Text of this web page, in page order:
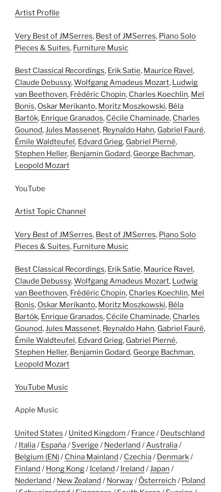
Artist Profile
Very Best of JMSerres, Best of JMSerres, Piano Solo
Pieces & Suites, Furniture Music
Best Classical Recordings, Erik Satie, Maurice Ravel ,
Claude Debussy,Wolfgang Amadeus Mozart, Ludwig
van Beethoven, Frédéric Chopin, Charles Koechlin, Mel
Bonis, Oskar Merikanto, Moritz Moszkowski, Béla
Bartók, Enrique Granados, Cécile Chaminade, Charles
Gounod,Jules Massenet, Reynaldo Hahn, Gabriel Fauré,
Émile Waldteufel , Edvard Grieg, Gabriel Pierné,
Stephen Heller, Benjamin Godard, George Bachman,
Leopold Mozart
YouTube
Artist Topic Channel
Very Best of JMSerres, Best of JMSerres, Piano Solo
Pieces & Suites, Furniture Music
Best Classical Recordings, Erik Satie, Maurice Ravel ,
Claude Debussy,Wolfgang Amadeus Mozart, Ludwig
van Beethoven, Frédéric Chopin, Charles Koechlin, Mel
Bonis, Oskar Merikanto, Moritz Moszkowski, Béla
Bartók, Enrique Granados, Cécile Chaminade, Charles
Gounod,Jules Massenet, Reynaldo Hahn, Gabriel Fauré,
Émile Waldteufel , Edvard Grieg, Gabriel Pierné,
Stephen Heller, Benjamin Godard, George Bachman,
Leopold Mozart
YouTube Music
Apple Music
United States / United Kingdom / France / Deutschland
/ Italia/ España/ Sverige / Nederland /Australia/
Belgium (EN)/ China Mainland / Czechia/ Denmark/
Finland / Hong Kong/ Iceland / Ireland /Japan /
Nederland / New Zealand / Norway/ Österreich / Poland